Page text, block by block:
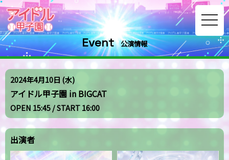
Event 公演情報
2024年4月10日 (水)
アイドル甲子園 in BIGCAT
OPEN 15:45 / START 16:00
出演者
toggle